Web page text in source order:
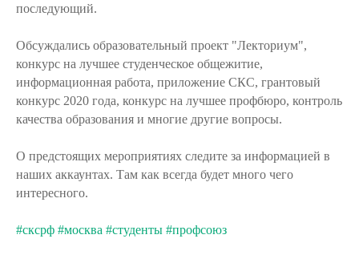
последующий.
Обсуждались образовательный проект "Лекториум",
конкурс на лучшее студенческое общежитие,
информационная работа, приложение СКС, грантовый
конкурс 2020 года, конкурс на лучшее профбюро, контроль
качества образования и многие другие вопросы.
О предстоящих мероприятиях следите за информацией в
наших аккаунтах. Там как всегда будет много чего
интересного.
#сксрф #москва #студенты #профсоюз